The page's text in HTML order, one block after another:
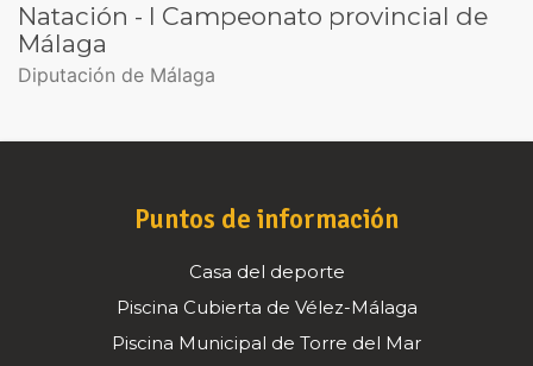
Natación - I Campeonato provincial de
Málaga
Diputación de Málaga
Puntos de información
Casa del deporte
Piscina Cubierta de Vélez-Málaga
Piscina Municipal de Torre del Mar